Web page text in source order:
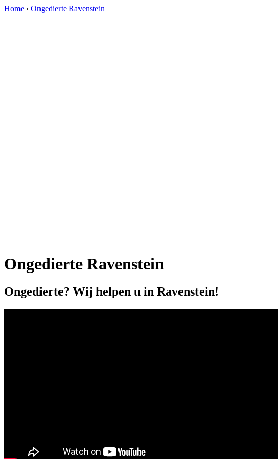
Home › Ongedierte Ravenstein
Ongedierte Ravenstein
Ongedierte? Wij helpen u in Ravenstein!